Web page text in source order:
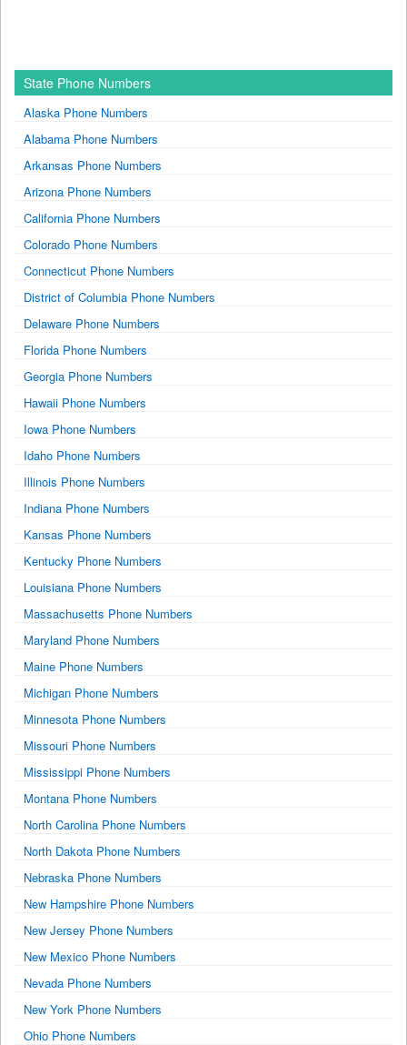
State Phone Numbers
Alaska Phone Numbers
Alabama Phone Numbers
Arkansas Phone Numbers
Arizona Phone Numbers
California Phone Numbers
Colorado Phone Numbers
Connecticut Phone Numbers
District of Columbia Phone Numbers
Delaware Phone Numbers
Florida Phone Numbers
Georgia Phone Numbers
Hawaii Phone Numbers
Iowa Phone Numbers
Idaho Phone Numbers
Illinois Phone Numbers
Indiana Phone Numbers
Kansas Phone Numbers
Kentucky Phone Numbers
Louisiana Phone Numbers
Massachusetts Phone Numbers
Maryland Phone Numbers
Maine Phone Numbers
Michigan Phone Numbers
Minnesota Phone Numbers
Missouri Phone Numbers
Mississippi Phone Numbers
Montana Phone Numbers
North Carolina Phone Numbers
North Dakota Phone Numbers
Nebraska Phone Numbers
New Hampshire Phone Numbers
New Jersey Phone Numbers
New Mexico Phone Numbers
Nevada Phone Numbers
New York Phone Numbers
Ohio Phone Numbers